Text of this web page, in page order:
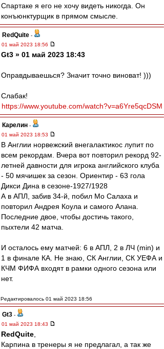
Спартаке я его не хочу видеть никогда. Он
конъюнктурщик в прямом смысле.
RedQuite -
01 май 2023 18:56
Gt3 » 01 май 2023 18:43
Оправдываешься? Значит точно виноват! )))
Слабак!
https://www.youtube.com/watch?v=a6Yre5qcDSM
Карелин -
01 май 2023 18:53
В Англии норвежский внегалактикос лупит по
всем рекордам. Вчера вот повторил рекорд 92-
летней давности для игрока английского клуба
- 50 мячишек за сезон. Ориентир - 63 гола
Дикси Дина в сезоне-1927/1928
А в АПЛ, забив 34-й, побил Мо Салаха и
повторил Андрея Коула и самого Алана.
Последние двое, чтобы достичь такого,
пыхтели 42 матча.
И осталось ему матчей: 6 в АПЛ, 2 в ЛЧ (min) и
1 в финале КА. Не знаю, СК Англии, СК УЕФА и
КЧМ ФИФА входят в рамки одного сезона или
нет.
Редактировалось 01 май 2023 18:56
Gt3 -
01 май 2023 18:43
RedQuite
Карпина в тренеры я не предлагал, а так же